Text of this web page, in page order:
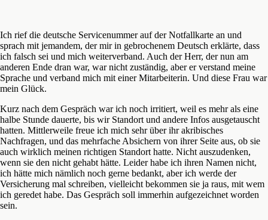
Ich rief die deutsche Servicenummer auf der Notfallkarte an und
sprach mit jemandem, der mir in gebrochenem Deutsch erklärte, dass
ich falsch sei und mich weiterverband. Auch der Herr, der nun am
anderen Ende dran war, war nicht zuständig, aber er verstand meine
Sprache und verband mich mit einer Mitarbeiterin. Und diese Frau war
mein Glück.
Kurz nach dem Gespräch war ich noch irritiert, weil es mehr als eine
halbe Stunde dauerte, bis wir Standort und andere Infos ausgetauscht
hatten. Mittlerweile freue ich mich sehr über ihr akribisches
Nachfragen, und das mehrfache Absichern von ihrer Seite aus, ob sie
auch wirklich meinen richtigen Standort hatte. Nicht auszudenken,
wenn sie den nicht gehabt hätte. Leider habe ich ihren Namen nicht,
ich hätte mich nämlich noch gerne bedankt, aber ich werde der
Versicherung mal schreiben, vielleicht bekommen sie ja raus, mit wem
ich geredet habe. Das Gespräch soll immerhin aufgezeichnet worden
sein.